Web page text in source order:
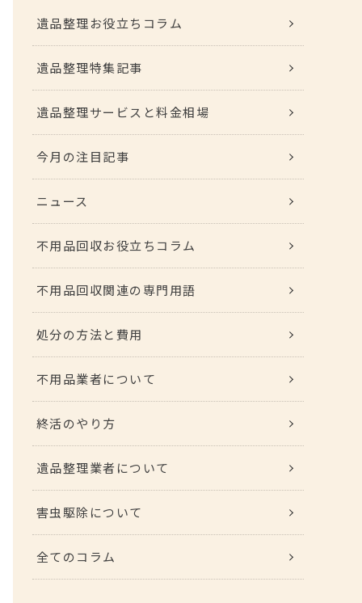
遺品整理お役立ちコラム
遺品整理特集記事
遺品整理サービスと料金相場
今月の注目記事
ニュース
不用品回収お役立ちコラム
不用品回収関連の専門用語
処分の方法と費用
不用品業者について
終活のやり方
遺品整理業者について
害虫駆除について
全てのコラム